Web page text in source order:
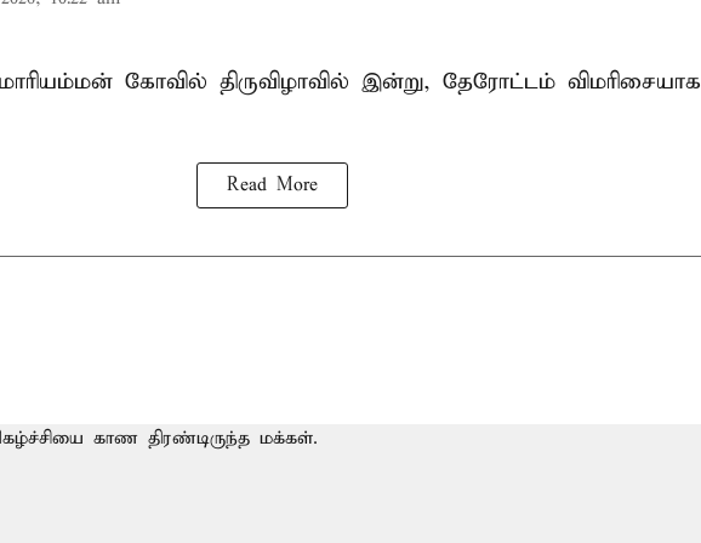
கோவில் திருவிழாவில் இன்று, தேரோட்டம் விமரிசையாக
Read More